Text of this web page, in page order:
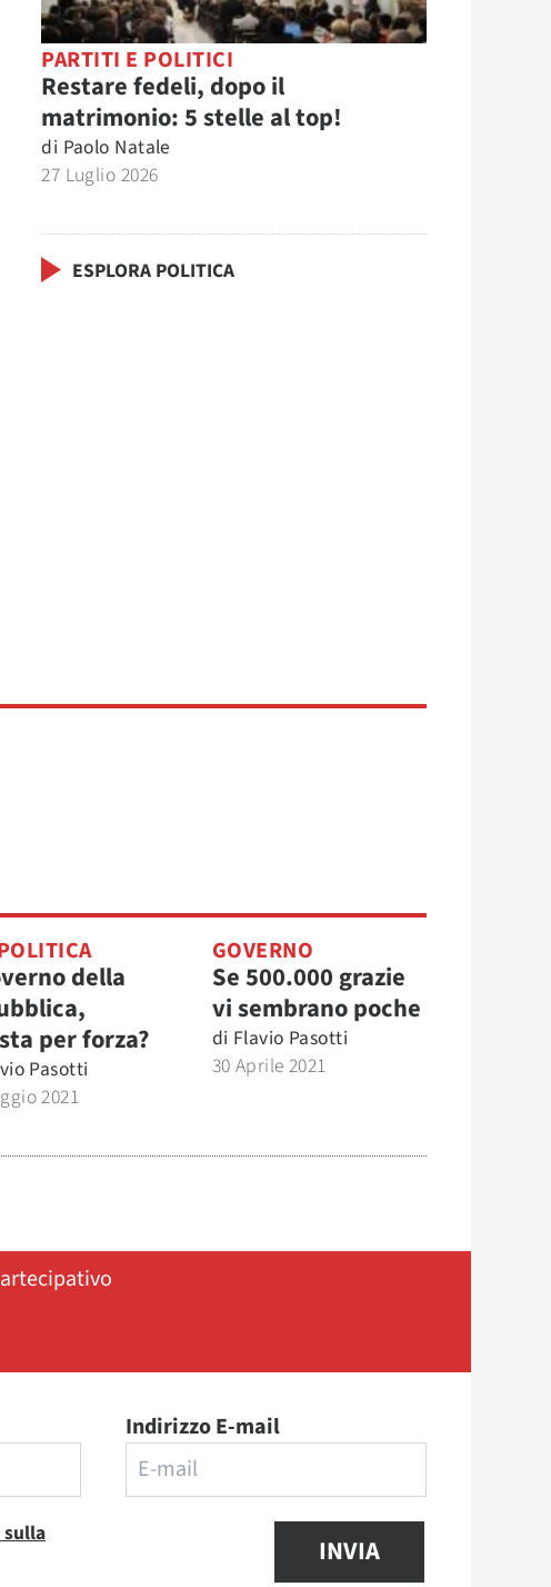
PARTITI E POLITICI
Restare fedeli, dopo il
matrimonio: 5 stelle al top!
di Paolo Natale
27 Luglio 2026
ESPLORA POLITICA
della
per forza?
Pasotti
2021
GOVERNO
Se 500.000 grazie
vi sembrano poche
di Flavio Pasotti
30 Aprile 2021
Indirizzo E-mail
INVIA